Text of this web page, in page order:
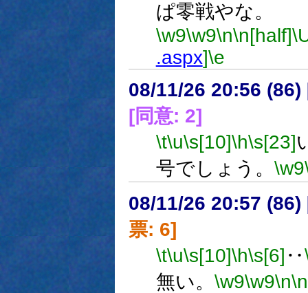
ぱ零戦やな。
\w9\w9\n\n[half]
.aspx]\e
08/11/26 20:56 (86)
[同意: 2]
\t\u\s[10]\h\s[23]
号でしょう。 \w9
08/11/26 20:57 (86)
票: 6]
\t\u\s[10]\h\s[6] ‥
無い。 \w9\w9\n\n